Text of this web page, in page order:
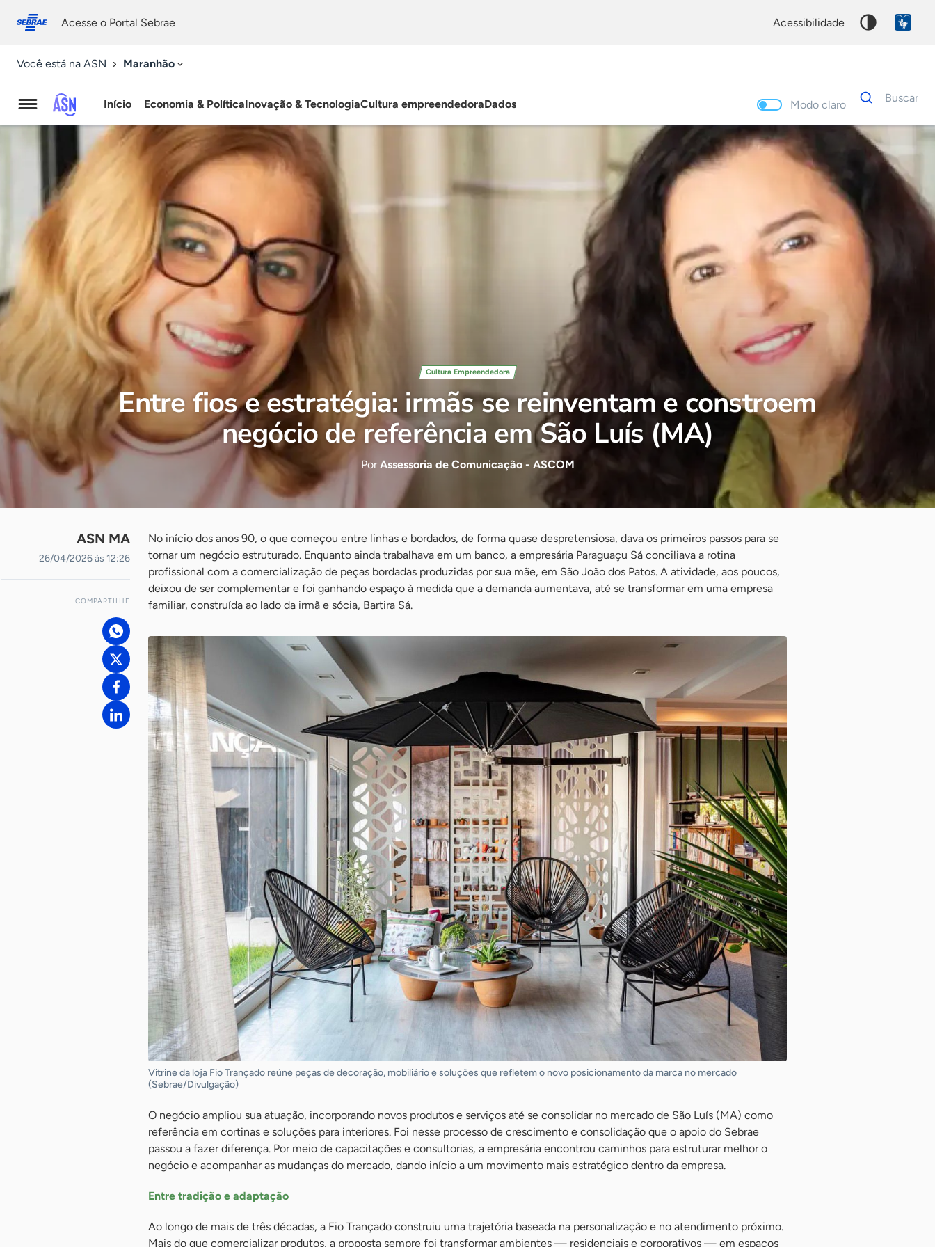
conosco
Acesse o Portal Sebrae acessibilidade
Você está na ASN Maranhão
Agência
Sebrae
de
Notícias
Início Economia & PolíticaInovação & TecnologiaCultura empreendedoraDados Modo claro
Dados
para
Buscar
Palavra
chave
Cultura Empreendedora
Entre fios e estratégia: irmãs se reinventam e constroem
negócio de referência em São Luís (MA)
PorAssessoria de Comunicação - ASCOM
ASN MA
26/04/2026 às 12:26
COMPARTILHE
No início dos anos 90, o que começou entre linhas e bordados, de forma quase despretensiosa, dava os primeiros passos para se
tornar um negócio estruturado. Enquanto ainda trabalhava em um banco, a empresária Paraguaçu Sá conciliava a rotina
profissional com a comercialização de peças bordadas produzidas por sua mãe, em São João dos Patos. A atividade, aos poucos,
deixou de ser complementar e foi ganhando espaço à medida que a demanda aumentava, até se transformar em uma empresa
familiar, construída ao lado da irmã e sócia, Bartira Sá.
Vitrine da loja Fio Trançado reúne peças de decoração, mobiliário e soluções que refletem o novo posicionamento da marca no mercado
(Sebrae/Divulgação)
O negócio ampliou sua atuação, incorporando novos produtos e serviços até se consolidar no mercado de São Luís (MA) como
referência em cortinas e soluções para interiores. Foi nesse processo de crescimento e consolidação que o apoio do Sebrae
passou a fazer diferença. Por meio de capacitações e consultorias, a empresária encontrou caminhos para estruturar melhor o
negócio e acompanhar as mudanças do mercado, dando início a um movimento mais estratégico dentro da empresa.
Entre tradição e adaptação
Ao longo de mais de três décadas, a Fio Trançado construiu uma trajetória baseada na personalização e no atendimento próximo.
Mais do que comercializar produtos, a proposta sempre foi transformar ambientes — residenciais e corporativos — em espaços